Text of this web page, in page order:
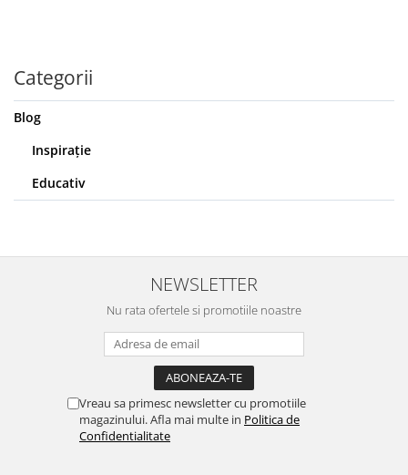
Categorii
Blog
Inspirație
Educativ
NEWSLETTER
Nu rata ofertele si promotiile noastre
Vreau sa primesc newsletter cu promotiile
magazinului. Afla mai multe in Politica de
Confidentialitate